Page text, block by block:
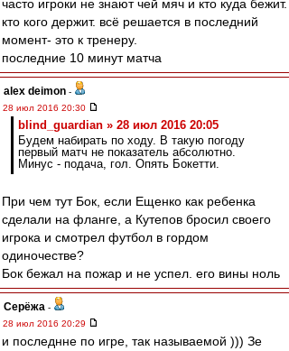
часто игроки не знают чей мяч и кто куда бежит.
кто кого держит. всё решается в последний
момент- это к тренеру.
последние 10 минут матча
alex deimon -
28 июл 2016 20:30
blind_guardian » 28 июл 2016 20:05
Будем набирать по ходу. В такую погоду
первый матч не показатель абсолютно.
Минус - подача, гол. Опять Бокетти.
При чем тут Бок, если Ещенко как ребенка
сделали на фланге, а Кутепов бросил своего
игрока и смотрел футбол в гордом
одиночестве?
Бок бежал на пожар и не успел. его вины ноль
Серёжа -
28 июл 2016 20:29
и последнне по игре, так называемой ))) Зе